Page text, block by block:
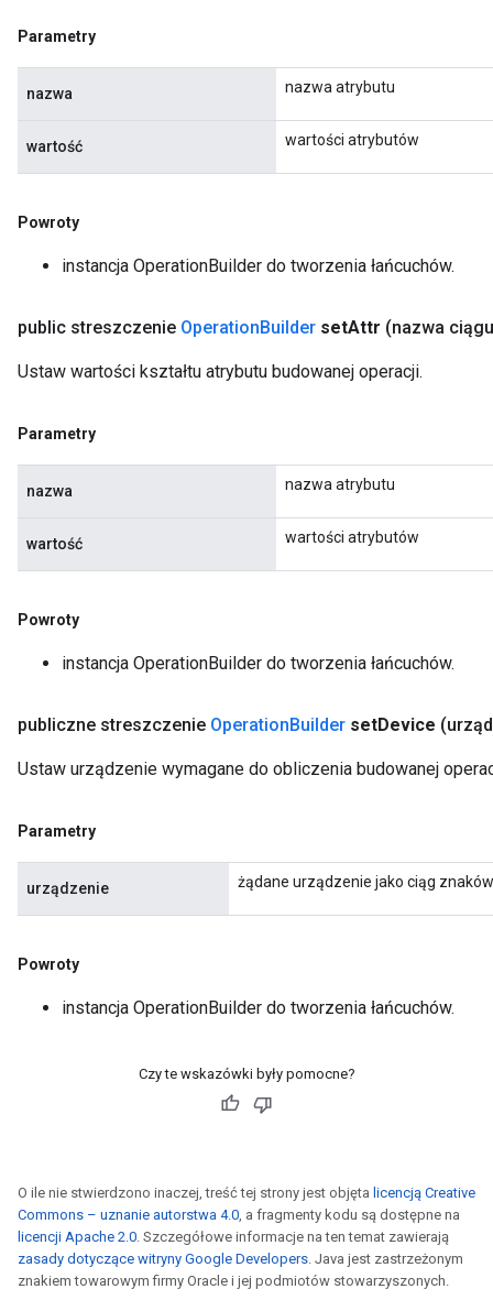
Parametry
nazwa nazwa atrybutu
wartość wartości atrybutów
Powroty
instancja OperationBuilder do tworzenia łańcuchów.
public streszczenie OperationBuilder setAttr (nazwa ciągu
Ustaw wartości kształtu atrybutu budowanej operacji.
Parametry
nazwa nazwa atrybutu
wartość wartości atrybutów
Powroty
instancja OperationBuilder do tworzenia łańcuchów.
publiczne streszczenie OperationBuilder setDevice
Ustaw urządzenie wymagane do obliczenia budowanej
Parametry
urządzenie żądane urządzenie jako ciąg znaków
Powroty
instancja OperationBuilder do tworzenia łańcuchów.
Czy te wskazówki były pomocne?
O ile nie stwierdzono inaczej, treść tej strony jest objęta licencją Creative
Commons – uznanie autorstwa 4.0, a fragmenty kodu są dostępne na
licencji Apache 2.0. Szczegółowe informacje na ten temat zawierają
zasady dotyczące witryny Google Developers. Java jest zastrzeżonym
znakiem towarowym firmy Oracle i jej podmiotów stowarzyszonych.